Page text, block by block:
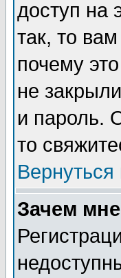
доступ на
так, то
почему
не
и пароль.
то
Вернуться
Зачем